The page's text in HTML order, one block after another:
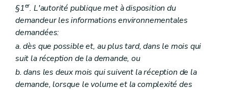
§1er. L'autorité publique met à disposition du
demandeur les informations environnementales
demandées:
a. dès que possible et, au plus tard, dans le mois qui
suit la réception de la demande, ou
b. dans les deux mois qui suivent la réception de la
demande, lorsque le volume et la complexité des